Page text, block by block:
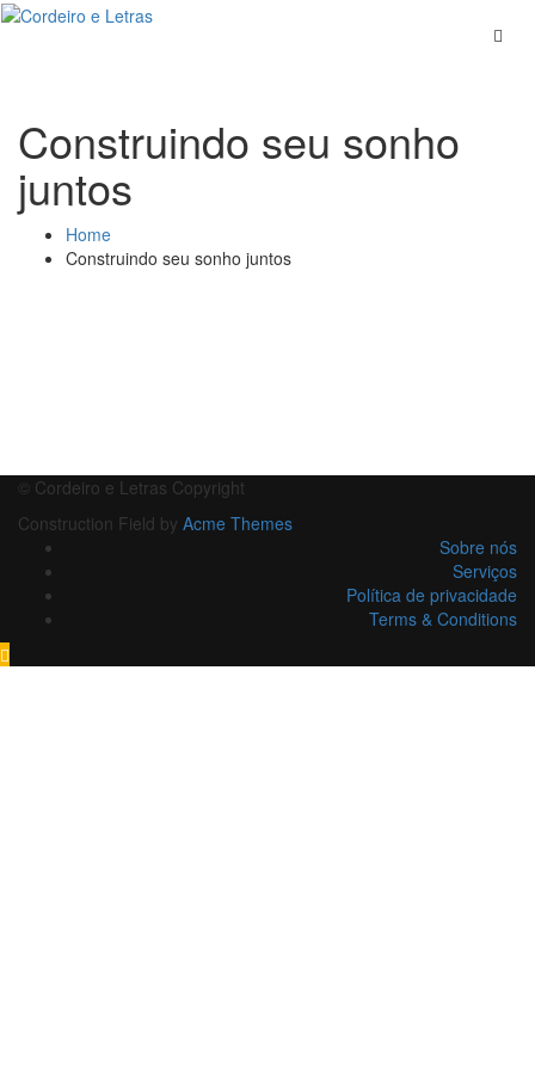
Skip
Construindo seu sonho
juntos
Home
Construindo seu sonho juntos
© Cordeiro e Letras Copyright
Construction Field by Acme Themes
Sobre nós
Serviços
Política de privacidade
Terms & Conditions